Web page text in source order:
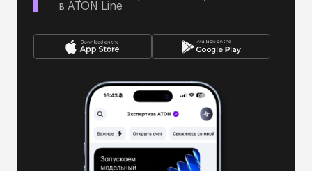
в ATON Line